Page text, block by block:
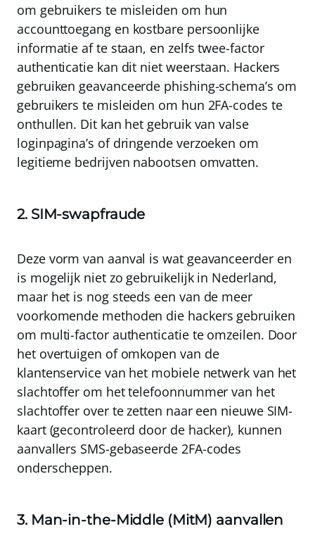
om gebruikers te misleiden om hun
accounttoegang en kostbare persoonlijke
informatie af te staan, en zelfs twee-factor
authenticatie kan dit niet weerstaan. Hackers
gebruiken geavanceerde phishing-schema’s om
gebruikers te misleiden om hun 2FA-codes te
onthullen. Dit kan het gebruik van valse
loginpagina’s of dringende verzoeken om
legitieme bedrijven nabootsen omvatten.
2. SIM-swapfraude
Deze vorm van aanval is wat geavanceerder en
is mogelijk niet zo gebruikelijk in Nederland,
maar het is nog steeds een van de meer
voorkomende methoden die hackers gebruiken
om multi-factor authenticatie te omzeilen. Door
het overtuigen of omkopen van de
klantenservice van het mobiele netwerk van het
slachtoffer om het telefoonnummer van het
slachtoffer over te zetten naar een nieuwe SIM-
kaart (gecontroleerd door de hacker), kunnen
aanvallers SMS-gebaseerde 2FA-codes
onderscheppen.
3. Man-in-the-Middle (MitM) aanvallen